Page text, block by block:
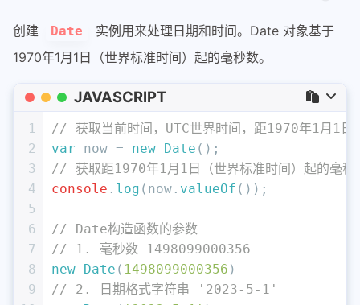
创建 Date
实例用来处理日期和时间。Date 对象基于
1970年1月1日（世界标准时间）起的毫秒数。
JAVASCRIPT
1
2
3
4
5
6
7
8
9
// 获取当前时间，UTC世界时间，距1970年1月1日
var now = new Date ();
// 获取距1970年1月1日（世界标准时间）起的毫秒
console . log (now. valueOf
// Date构造函数的参数
new Date ( 1498099000356 )